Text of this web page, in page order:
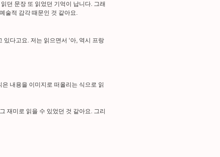
던 문장 또 읽었던 기억이 납니다. 그래
술적 감각 때문인 것 같아요.
다고요. 저는 읽으면서 ‘아, 역시 프랑
내용을 이미지로 떠올리는 식으로 읽
재미로 읽을 수 있었던 것 같아요. 그리